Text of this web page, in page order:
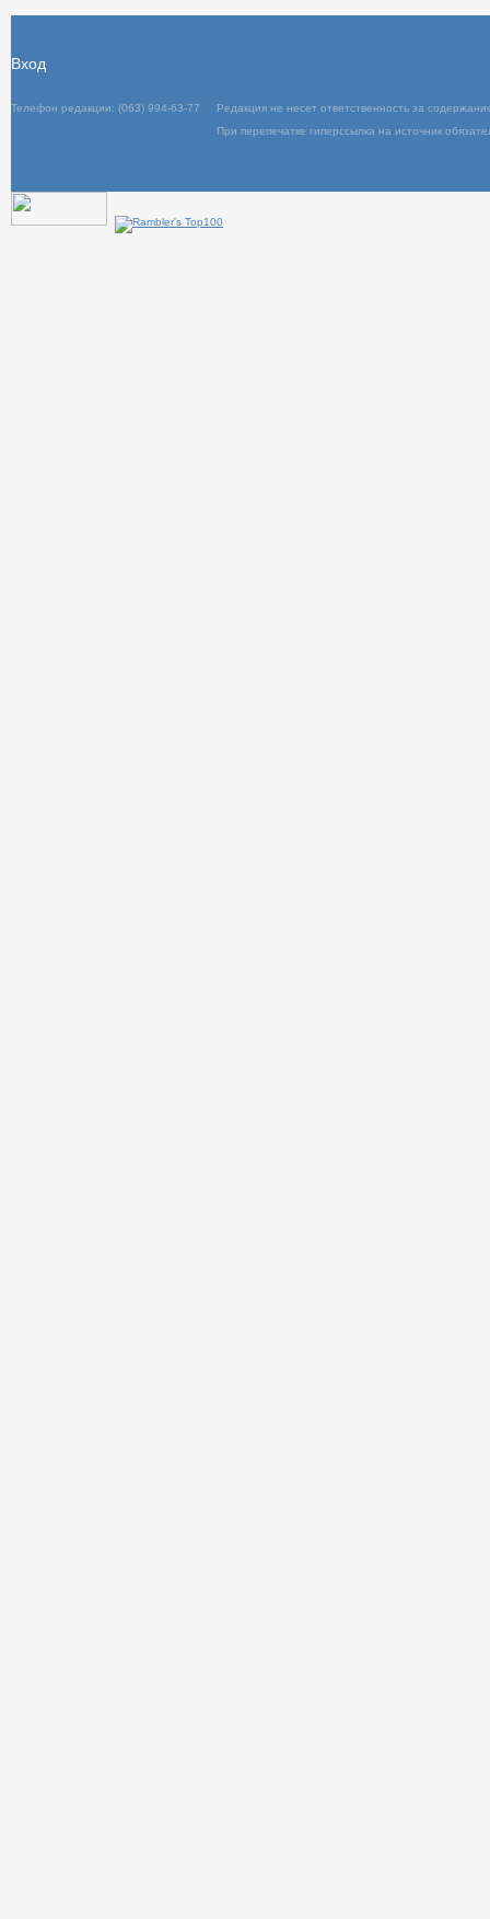
Вход
Телефон редакции: (063) 994-63-77
Редакция не несет ответственность за
При перепечатке гиперссылка на источник